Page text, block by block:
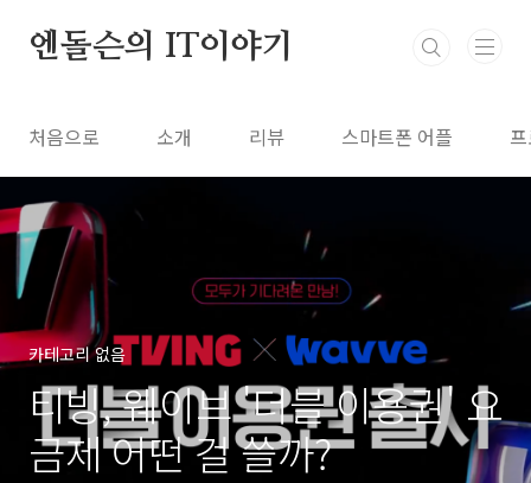
엔돌슨의 IT이야기
처음으로 소개 리뷰 스마트폰 어플
카테고리 없음
티빙, 웨이브 '더블 이용권' 요
금제 어떤 걸 쓸까?